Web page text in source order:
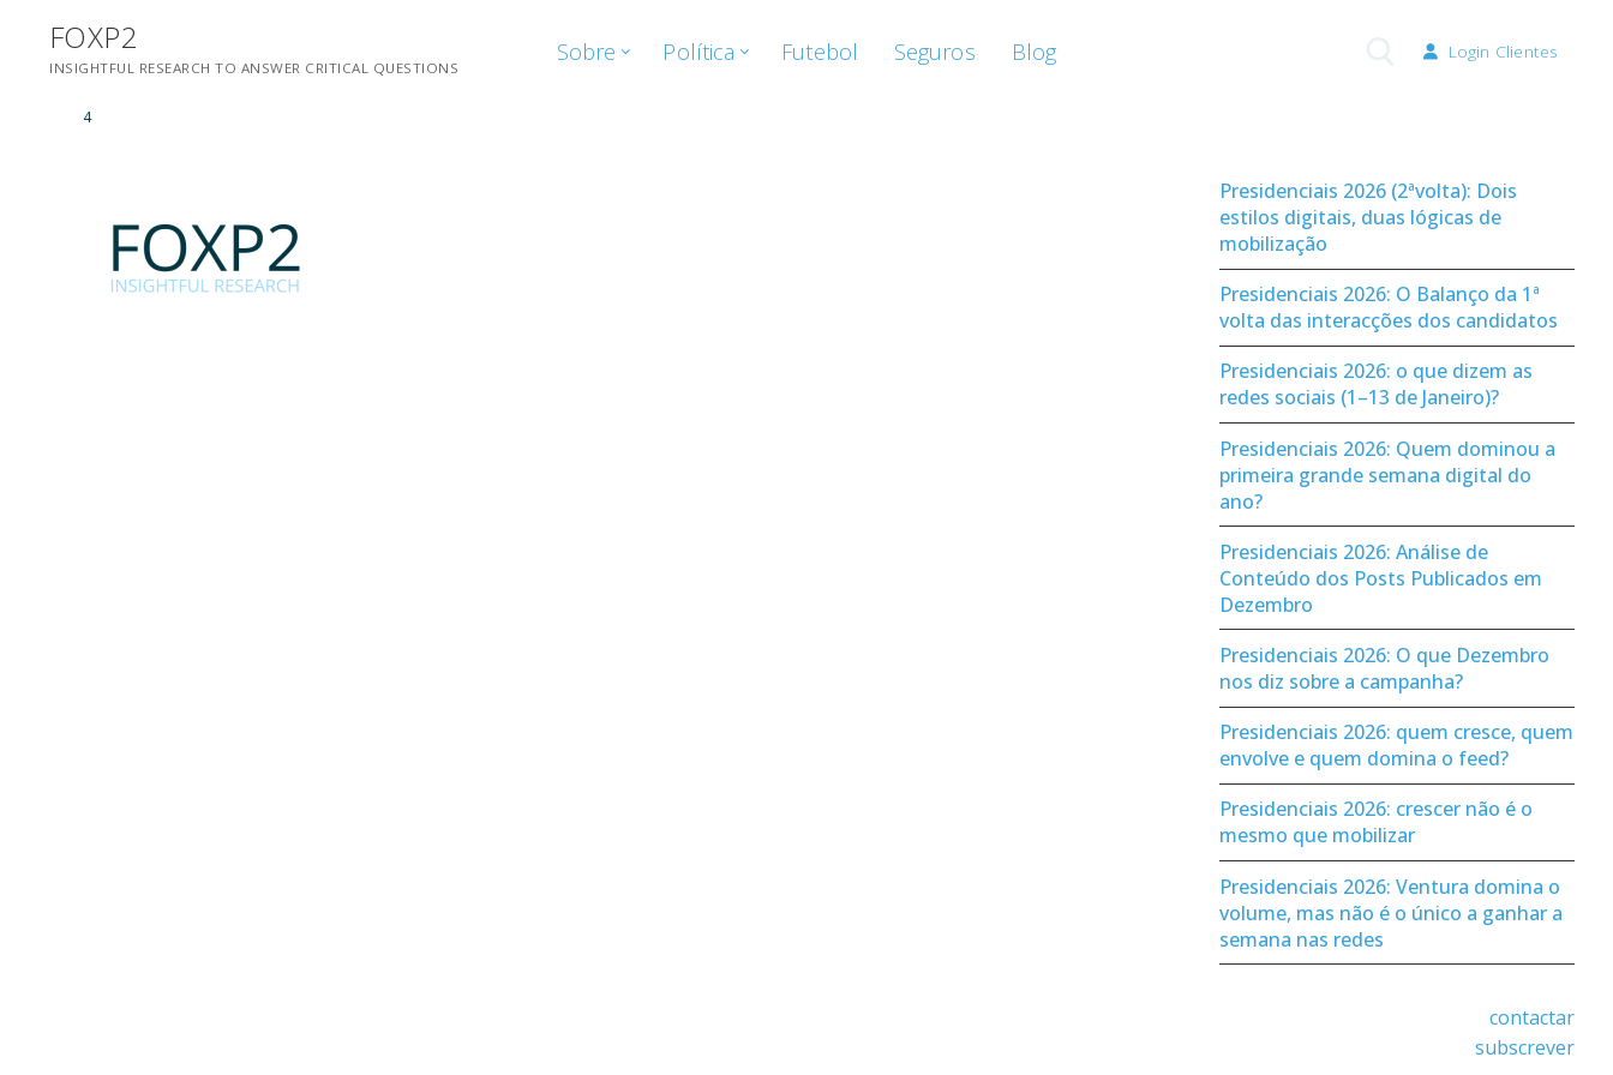
conteúdo
FOXP2
INSIGHTFUL RESEARCH TO ANSWER CRITICAL QUESTIONS
Sobre Política Futebol Seguros Blog Login Clientes
4
Presidenciais 2026 (2ªvolta): Dois
estilos digitais, duas lógicas de
mobilização
Presidenciais 2026: O Balanço da 1ª
volta das interacções dos candidatos
Presidenciais 2026: o que dizem as
redes sociais (1–13 de Janeiro)?
Presidenciais 2026: Quem dominou a
primeira grande semana digital do
ano?
Presidenciais 2026: Análise de
Conteúdo dos Posts Publicados em
Dezembro
Presidenciais 2026: O que Dezembro
nos diz sobre a campanha?
Presidenciais 2026: quem cresce, quem
envolve e quem domina o feed?
Presidenciais 2026: crescer não é o
mesmo que mobilizar
Presidenciais 2026: Ventura domina o
volume, mas não é o único a ganhar a
semana nas redes
contactar
subscrever